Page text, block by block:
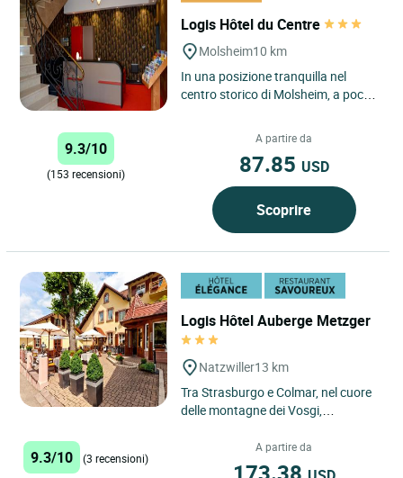
Logis Hôtel du Centre
Molsheim10 km
In una posizione tranquilla nel
centro storico di Molsheim, a pochi
9.3/10
(153 recensioni)
A partire da
87.85 USD
Scoprire
Logis Hôtel Auberge Metzger
Natzwiller13 km
Tra Strasburgo e Colmar, nel cuore
delle montagne dei Vosgi,
all'Hôtel Auberge Metzger,...
9.3/10 (3 recensioni)
A partire da
173.38